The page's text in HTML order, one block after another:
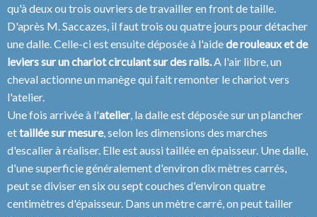
qu'à deux ou trois ouvriers de travailler en front de taille.
D'après M. Saccazes, il faut trois ou quatre jours pour détacher
une dalle. Celle-ci est ensuite déposée à l'aidede rouleaux et de
leviers sur un chariot circulant sur des rails. A l'air libre, un
cheval actionne un manège qui fait remonter le chariot vers
l'atelier.
Une fois arrivée à l'atelier, la dalle est déposée sur un plancher
ettaillée sur mesure, selon les dimensions des marches
d'escalier à réaliser. Elle est aussi taillée en épaisseur. Une dalle,
d'une superficie généralement d'environ dix mètres carrés,
peut se diviser en six ou sept couches d'environ quatre
centimètres d'épaisseur. Dans un mètre carré, on peut tailler